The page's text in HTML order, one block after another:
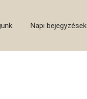
Napi bejegyzések